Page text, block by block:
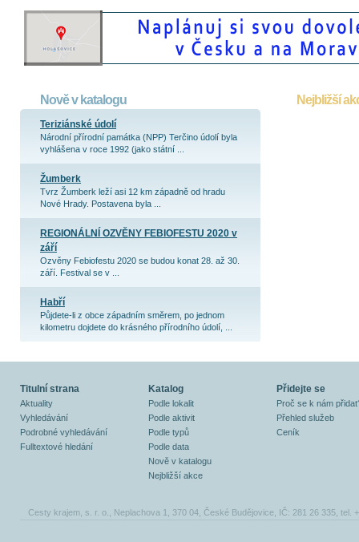
Nově v katalogu
Teriziánské údolí
Národní přírodní památka (NPP) Terčino údolí byla
vyhlášena v roce 1992 (jako státní ...
Žumberk
Tvrz Žumberk leží asi 12 km západně od hradu
Nové Hrady. Postavena byla ...
REGIONÁLNÍ OZVĚNY FEBIOFESTU 2020 v
září
Ozvěny Febiofestu 2020 se budou konat 28. až 30.
září. Festival se v ...
Habří
Půjdete-li z obce západním směrem, po jednom
kilometru dojdete do krásného přírodního údolí, ...
Nejbližší
Titulní strana
Aktuality
Vyhledávání
Podrobné vyhledávání
Fulltextové hledání
Katalog
Podle lokalit
Podle aktivit
Podle typů
Podle data
Nově v katalogu
Nejbližší akce
Přidejte se
Proč se k nám
Přehled služeb
Ceník
Cesty krajem, s. r. o., Neplachova 1, 370 04, České Budějovice, IČ: 281 26 335, tel.